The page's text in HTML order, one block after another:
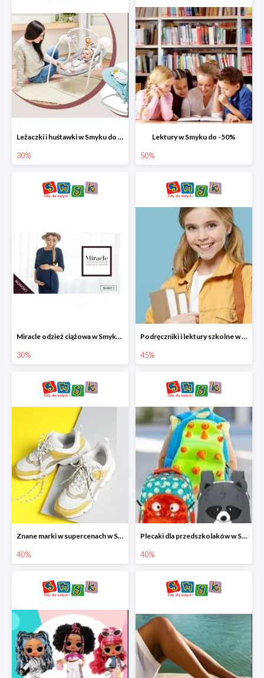
Leżaczki i huśtawki w Smyku do -30%
30%
Lektury w Smyku do -50%
50%
Miracle odzież ciążowa w Smyku co -30%
30%
Podręczniki i lektury szkolne w Smyku do -45%
45%
Znane marki w supercenach w Smyku - buty do -40%
40%
Plecaki dla przedszkolaków w Smyku do -40%
40%